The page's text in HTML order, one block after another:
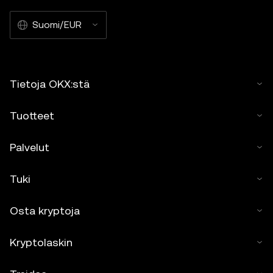
Suomi/EUR
Tietoja OKX:stä
Tuotteet
Palvelut
Tuki
Osta kryptoja
Kryptolaskin